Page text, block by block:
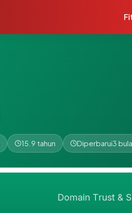
15.9 tahun Diperbarui3